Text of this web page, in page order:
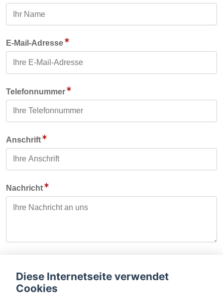
E-Mail-Adresse
Telefonnummer
Anschrift
Nachricht
Ich habe dieDatenschutzerklärunggelesen und
akzeptiert.
Diese Internetseite verwendet
Cookies